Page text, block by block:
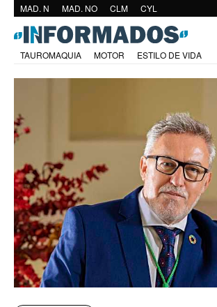
MAD. N MAD. NO CLM CYL
TAUROMAQUIA MOTOR ESTILO DE VIDA